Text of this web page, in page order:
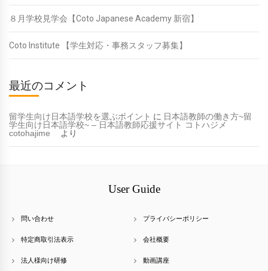
８月学校見学会【Coto Japanese Academy 新宿】
Coto Institute 【学生対応・事務スタッフ募集】
最近のコメント
留学生向け日本語学校を選ぶポイント に 日本語教師の働き方~留
学生向け日本語学校~ – 日本語教師応援サイト コトハジメ
cotohajime
より
User Guide
問い合わせ プライバシーポリシー
特定商取引法表示 会社概要
法人様向け研修 動画講座